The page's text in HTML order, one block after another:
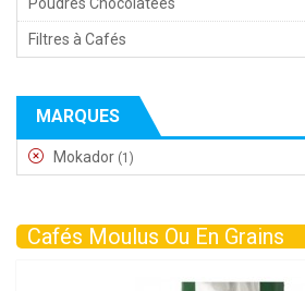
Filtres à Cafés
MARQUES
Mokador (1)
Cafés Moulus Ou En Grains